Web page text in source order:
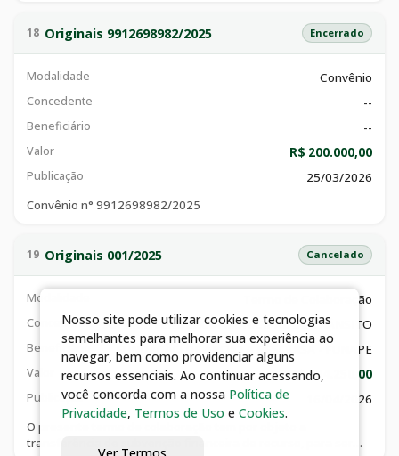
2025, no município de catalão-go,festividade marcada por
profundo simbolismo, fé e ancestralidade, sendo considerada
18 Originais 9912698982/2025 Encerrado
Modalidade Convênio
Concedente --
Beneficiário --
Valor R$ 200.000,00
Publicação
25/03/2026
Convênio n° 9912698982/2025
19 Originais 001/2025 Cancelado
Modalidade Termo de Colaboração
Concedente SUPERINTENDÊNCIA MUNICIPAL DE TRÂNSITO
Beneficiário FUNDAÇÃO DE APOIO A PESQUISA - FUNAPE
Valor R$ 684.250,00
Publicação
16/04/2026
O presente termo de colaboração tem por objeto a
transferência de subvenção financeira de recurso, para ser
Nosso site pode utilizar cookies e tecnologias
semelhantes para melhorar sua experiência ao
navegar, bem como providenciar alguns
recursos essenciais. Ao continuar acessando,
você concorda com a nossa Política de
Privacidade, Termos de Uso e Cookies.